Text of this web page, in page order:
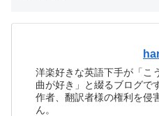
洋楽好きな英語下手が「こ
曲が好き」と綴るブログで
作者、翻訳者様の権利を侵
ん。